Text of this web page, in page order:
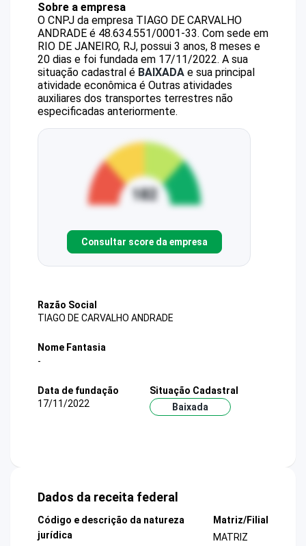
Sobre a empresa
O CNPJ da empresa TIAGO DE CARVALHO
ANDRADE é 48.634.551/0001-33. Com sede em
RIO DE JANEIRO, RJ, possui 3 anos, 8 meses e
20 dias e foi fundada em 17/11/2022. A sua
situação cadastral é BAIXADA e sua principal
atividade econômica é Outras atividades
auxiliares dos transportes terrestres não
especificadas anteriormente.
Consultar score da empresa
Razão Social
TIAGO DE CARVALHO ANDRADE
Nome Fantasia
-
Data de fundação
17/11/2022
Situação Cadastral
Baixada
Dados da receita federal
Código e descrição da natureza
jurídica
Matriz/Filial
MATRIZ